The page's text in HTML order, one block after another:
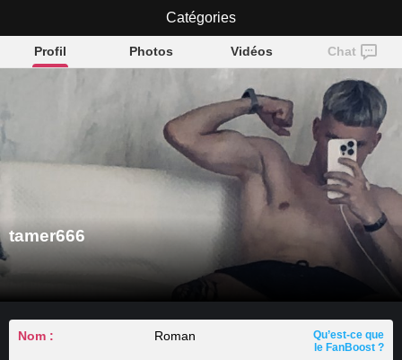
tamer666
Profil Photos Vidéos Chat
tamer666
Nom : Roman
Qu’est-ce que
le FanBoost ?
Catégories